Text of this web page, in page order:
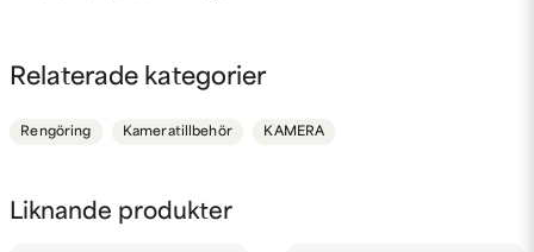
Liknande produkter
Fråga oss något om denna produkten...
Relaterade kategorier
Rengöring Kameratillbehör KAMERA